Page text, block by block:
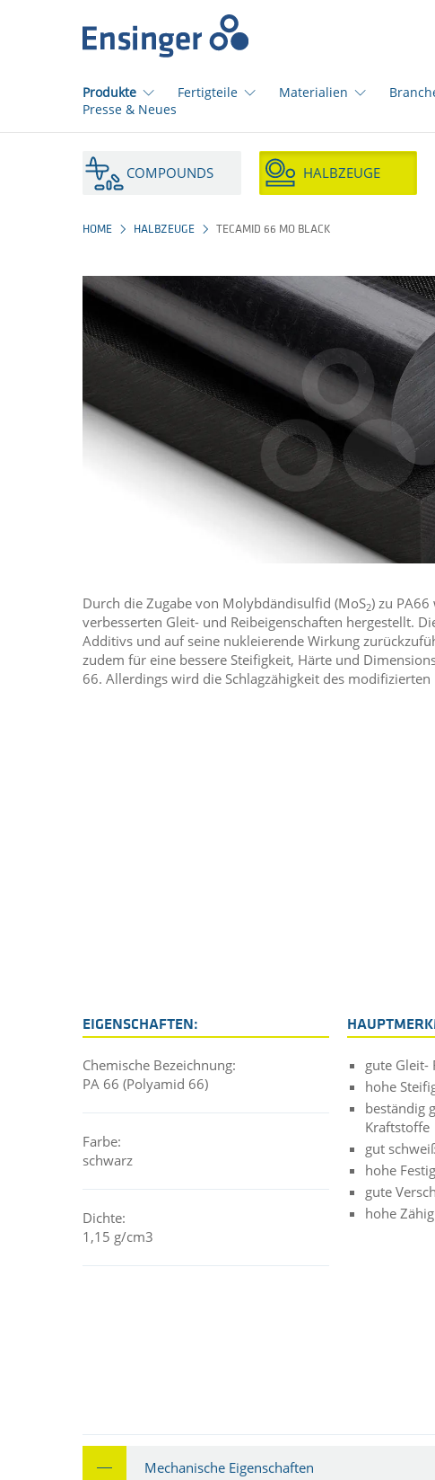
Produkte Fertigteile Materialien
Presse & Neues
COMPOUNDS HALBZEUGE
HOME HALBZEUGE TECAMID 66 MO BLACK
Durch die Zugabe von Molybdändisulfid (MoS2) zu
verbesserten Gleit- und Reibeigenschaften hergestellt.
Additivs und auf seine nukleierende Wirkung
zudem für eine bessere Steifigkeit, Härte und
66. Allerdings wird die Schlagzähigkeit des
EIGENSCHAFTEN:
Chemische Bezeichnung:
PA 66 (Polyamid 66)
Farbe:
schwarz
Dichte:
1,15 g/cm3
gute Gleit-
hohe
beständig
Kraftstoffe
gut
hohe
gute
hohe
Mechanische Eigenschaften